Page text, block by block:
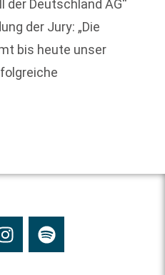
der Deutschland AG“
der Jury: „Die
bis heute unser